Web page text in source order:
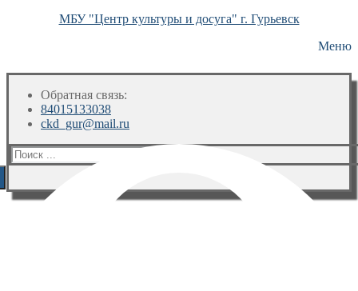
МБУ "Центр культуры и досуга" г. Гурьевск
Меню
Обратная связь:
84015133038
ckd_gur@mail.ru
Искать: